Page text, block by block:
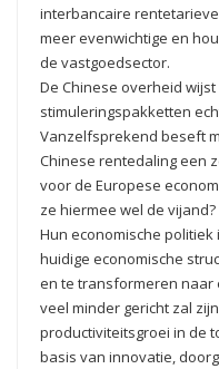
interbancaire
meer evenwichtige en
de vastgoedsector.
De Chinese overheid
stimuleringspakketten
Vanzelfsprekend beseft
Chinese rentedaling een
voor de Europese
ze hiermee wel de vijand?
Hun economische politiek
huidige economische
en te transformeren naar
veel minder gericht zal
productiviteitsgroei in de
basis van innovatie,